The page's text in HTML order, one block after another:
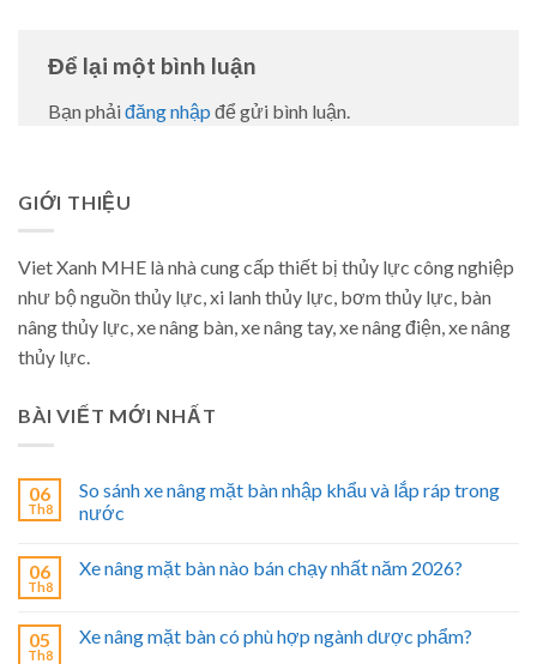
Để lại một bình luận
Bạn phải đăng nhập để gửi bình luận.
GIỚI THIỆU
Viet Xanh MHE là nhà cung cấp thiết bị thủy lực công nghiệp
như bộ nguồn thủy lực, xi lanh thủy lực, bơm thủy lực, bàn
nâng thủy lực, xe nâng bàn, xe nâng tay, xe nâng điện, xe nâng
thủy lực.
BÀI VIẾT MỚI NHẤT
06
Th8
So sánh xe nâng mặt bàn nhập khẩu và lắp ráp trong
nước
06
Th8
Xe nâng mặt bàn nào bán chạy nhất năm 2026?
05
Th8
Xe nâng mặt bàn có phù hợp ngành dược phẩm?